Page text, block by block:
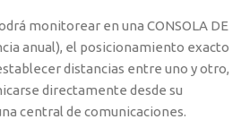
monitorear en una CONSOLA DE
anual), el posicionamiento exacto
distancias entre uno y otro,
directamente desde su
central de comunicaciones.